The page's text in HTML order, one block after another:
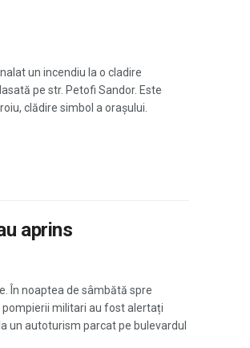
un incendiu la o cladire
pe str. Petofi Sandor. Este
clădire simbol a orașului.
aprins
În noaptea de sâmbătă spre
militari au fost alertați
un autoturism parcat pe bulevardul